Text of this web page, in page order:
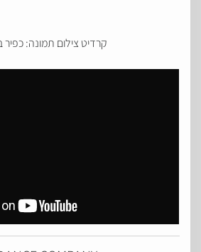
קרדיט צילום תמונה: כפיר